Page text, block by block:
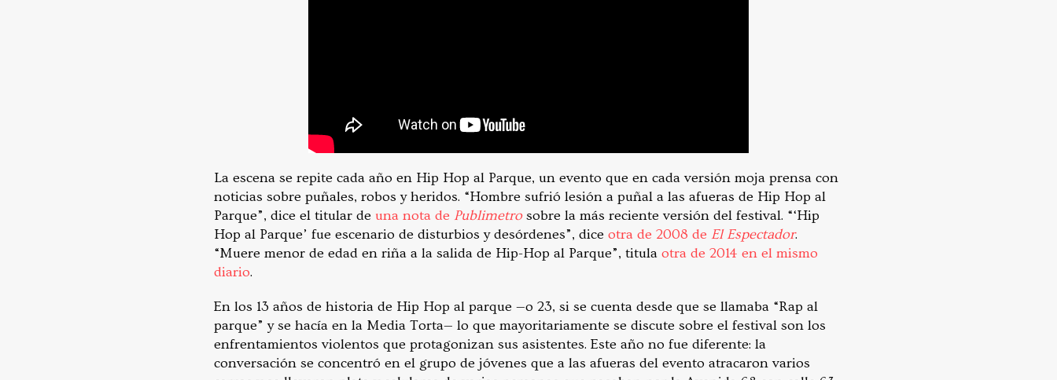
La escena se repite cada año en Hip Hop al Parque, un evento que en cada versión moja prensa con
noticias sobre puñales, robos y heridos. “Hombre sufrió lesión a puñal a las afueras de Hip Hop al
Parque”, dice el titular de una nota de Publimetrosobre la más reciente versión del festival. “‘Hip
Hop al Parque’ fue escenario de disturbios y desórdenes”, dice otra de 2008 de El Espectador.
“Muere menor de edad en riña a la salida de Hip-Hop al Parque”, titula otra de 2014 en el mismo
diario.
En los 13 años de historia de Hip Hop al parque —o 23, si se cuenta desde que se llamaba “Rap al
parque” y se hacía en la Media Torta— lo que mayoritariamente se discute sobre el festival son los
enfrentamientos violentos que protagonizan sus asistentes. Este año no fue diferente: la
conversación se concentró en el grupo de jóvenes que a las afueras del evento atracaron varios